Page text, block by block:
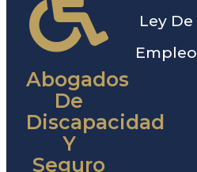
Abogados
De
Discapacidad
Y
Seguro
Ley De
Empleo